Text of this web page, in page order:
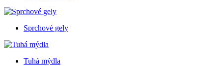
Sprchové gely
Tuhá mýdla